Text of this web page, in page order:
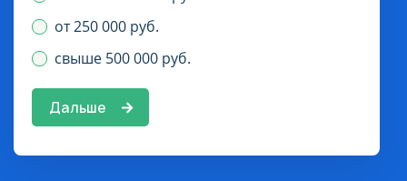
от 250 000 руб.
свыше 500 000 руб.
Дальше